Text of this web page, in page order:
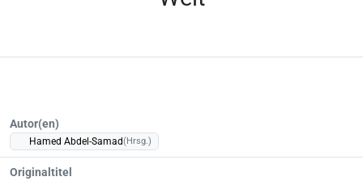
Autor(en)
Hamed Abdel-Samad(Hrsg.)
Originaltitel